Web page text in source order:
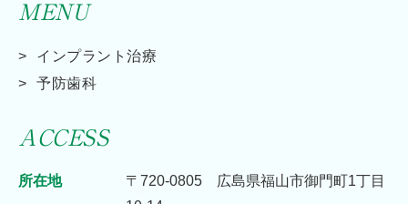
MENU
インプラント治療
予防歯科
ACCESS
所在地
〒720-0805 広島県福山市御門町1丁目